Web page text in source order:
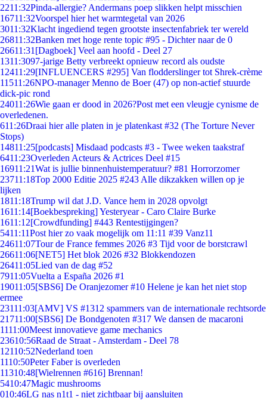
2211:32Pinda-allergie? Andermans poep slikken helpt misschien
16711:32Voorspel hier het warmtegetal van 2026
3011:32Klacht ingediend tegen grootste insectenfabriek ter wereld
26811:32Banken met hoge rente topic #95 - Dichter naar de 0
26611:31 [Dagboek] Veel aan hoofd - Deel 27
1311:3097-jarige Betty verbreekt opnieuw record als oudste
12411:29[INFLUENCERS #295] Van flodderslinger tot Shrek-crème
11511:26NPO-manager Menno de Boer (47) op non-actief stuurde
dick-pic rond
24011:26Wie gaan er dood in 2026?Post met een vleugje cynisme de
overledenen.
611:26Draai hier alle platen in je platenkast #32 (The Torture Never
Stops)
14811:25[podcasts] Misdaad podcasts #3 - Twee weken taakstraf
6411:23Overleden Acteurs & Actrices Deel #15
16911:21Wat is jullie binnenhuistemperatuur? #81 Horrorzomer
23711:18Top 2000 Editie 2025 #243 Alle dikzakken willen op je
lijken
1811:18Trump wil dat J.D. Vance hem in 2028 opvolgt
1611:14[Boekbespreking] Yesteryear - Caro Claire Burke
1611:12[Crowdfunding] #443 Rentestijgingen?
5411:11Post hier zo vaak mogelijk om 11:11 #39 Vanz11
24611:07Tour de France femmes 2026 #3 Tijd voor de borstcrawl
26611:06[NET5] Het blok 2026 #32 Blokkendozen
26411:05Lied van de dag #52
7911:05Vuelta a España 2026 #1
19011:05[SBS6] De Oranjezomer #10 Helene je kan het niet stop
ermee
23111:03[AMV] VS #1312 spammers van de internationale rechtsorde
21711:00[SBS6] De Bondgenoten #317 We dansen de macaroni
1111:00Meest innovatieve game mechanics
23610:56Raad de Straat - Amsterdam - Deel 78
12110:52Nederland toen
1110:50Peter Faber is overleden
11310:48[Wielrennen #616] Brennan!
5410:47Magic mushrooms
010:46LG nas n1t1 - niet zichtbaar bij aansluiten